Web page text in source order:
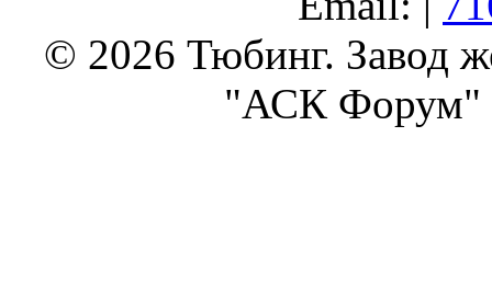
© 2026 Тюбинг. Завод
"АСК Форум"